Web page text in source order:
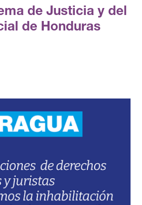
de Justicia y del
de Honduras